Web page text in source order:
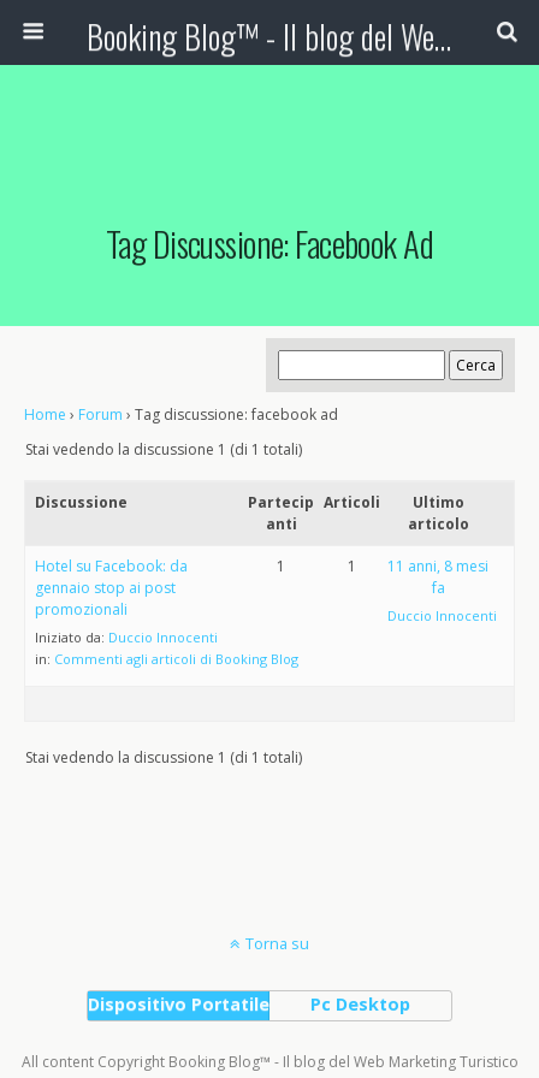
Booking Blog™ - Il blog del Web Marketing Turistico
Tag Discussione: Facebook Ad
Home › Forum › Tag discussione: facebook ad
Stai vedendo la discussione 1 (di 1 totali)
Discussione
Partecip
anti
Articoli
Ultimo
articolo
Hotel su Facebook: da
gennaio stop ai post
promozionali
Iniziato da: Duccio Innocenti
in: Commenti agli articoli di Booking Blog
1 1
11 anni, 8 mesi
fa
Duccio Innocenti
Stai vedendo la discussione 1 (di 1 totali)
Torna su
Dispositivo Portatile Pc Desktop
All content Copyright Booking Blog™ - Il blog del Web Marketing Turistico